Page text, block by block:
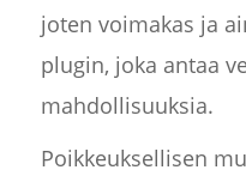
joten voimakas ja
plugin, joka antaa
mahdollisuuksia.
Poikkeuksellisen